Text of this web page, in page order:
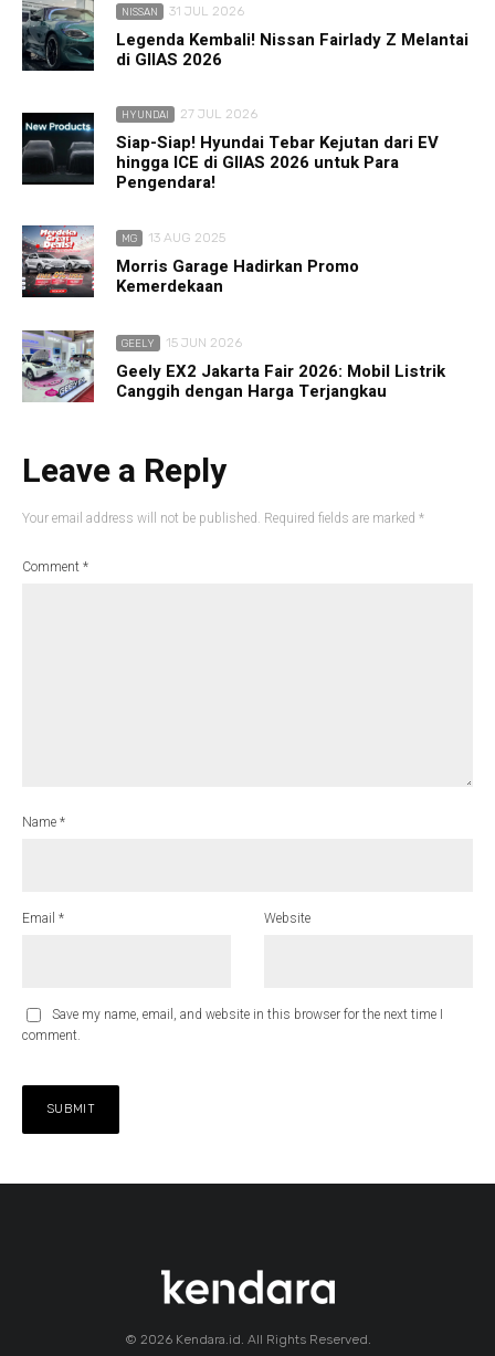
NISSAN 31 JUL 2026
Legenda Kembali! Nissan Fairlady Z Melantai
di GIIAS 2026
HYUNDAI 27 JUL 2026
Siap-Siap! Hyundai Tebar Kejutan dari EV
hingga ICE di GIIAS 2026 untuk Para
Pengendara!
MG 13 AUG 2025
Morris Garage Hadirkan Promo
Kemerdekaan
GEELY 15 JUN 2026
Geely EX2 Jakarta Fair 2026: Mobil Listrik
Canggih dengan Harga Terjangkau
Leave a Reply
Your email address will not be published. Required fields are marked *
Comment *
Name *
Email * Website
Save my name, email, and website in this browser for the next time I
comment.
© 2026 Kendara.id. All Rights Reserved.